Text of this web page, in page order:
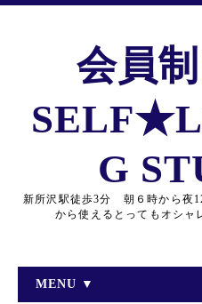
会員
G
新所沢駅徒歩3分 朝６時から夜
から使えるとってもオシャ
MENU ▼